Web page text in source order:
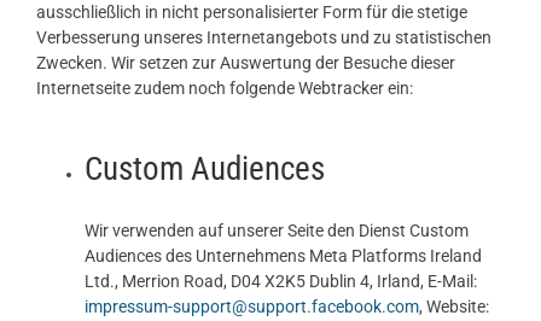
ausschließlich in nicht personalisierter Form für die stetige
Verbesserung unseres Internetangebots und zu statistischen
Zwecken. Wir setzen zur Auswertung der Besuche dieser
Internetseite zudem noch folgende Webtracker ein:
Custom Audiences
Wir verwenden auf unserer Seite den Dienst Custom
Audiences des Unternehmens Meta Platforms Ireland
Ltd., Merrion Road, D04 X2K5 Dublin 4, Irland, E-Mail:
impressum-support@support.facebook.com, Website: